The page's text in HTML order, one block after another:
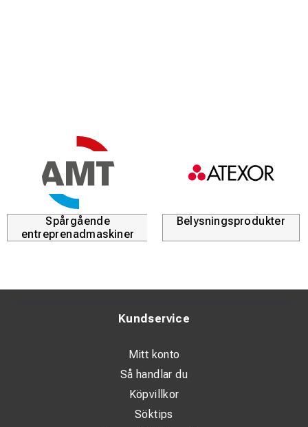
Spårgående
entreprenadmaskiner
Belysningsprodukter
Kundservice
Mitt konto
Så handlar du
Köpvillkor
Söktips